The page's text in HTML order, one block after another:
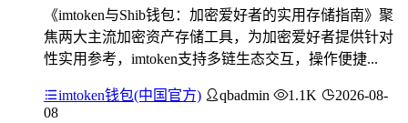
《imtoken与Shib钱包：加密爱好者的实用存储指南》聚
焦两大主流加密资产存储工具，为加密爱好者提供针对
性实用参考，imtoken支持多链生态交互，操作便捷...
imtoken钱包(中国官方) qbadmin 1.1K
2026-08-
08